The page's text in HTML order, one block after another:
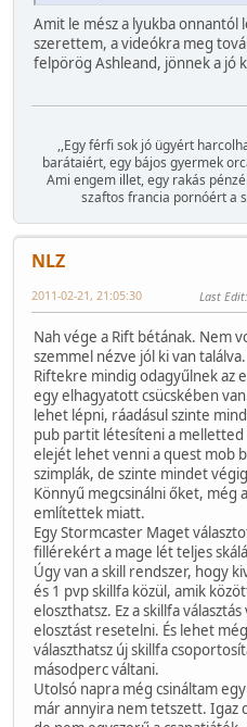
Amit le mész a lyukba onnantól
szerettem, a videókra meg
felpörög Ashleand, jönnek a jó
,,Egy férfi sok jó ügyért
barátaiért, egy bájos gyermek
Ami engem illet, egy rakás
szaftos francia pornóért a
NLZ
2011-02-21, 21:05:30 Last Edit
Nah vége a Rift bétának. Nem
szemmel nézve jól ki van
Riftekre mindig odagyűlnek az
egy elhagyatott csücskében
lehet lépni, ráadásul szinte
pub partit létesíteni a
elejét lehet venni a quest mob
szimplák, de szinte mindet
Könnyű megcsinálni őket, még
említettek miatt.
Egy Stormcaster Maget
fillérekért a mage lét teljes
Úgy van a skill rendszer, hogy
és 1 pvp skillfa közül, amik
eloszthatsz. Ez a skillfa
elosztást resetelni. És lehet
választhatsz új skillfa
másodperc váltani.
Utolsó napra még csináltam
már annyira nem tetszett. Igaz